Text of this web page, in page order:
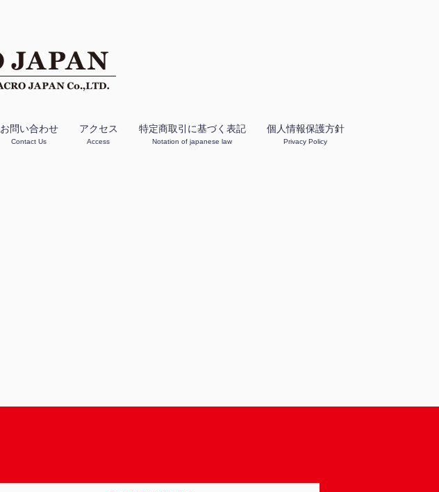
お問い合わせ
Contact Us
アクセス
Access
特定商取引に基づく表記
Notation of japanese law
個人情報保護方針
Privacy Policy